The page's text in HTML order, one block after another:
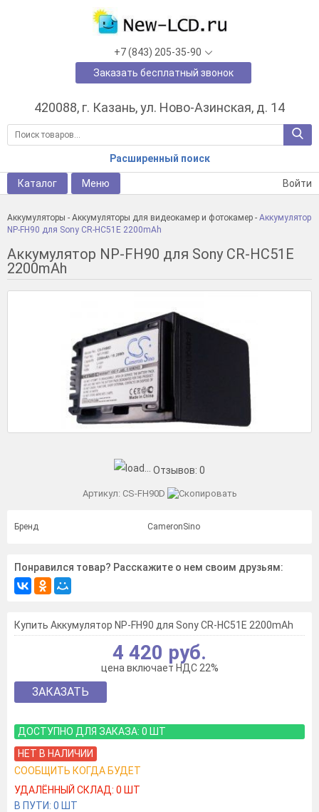
420088, г. Казань, ул. Ново-Азинская, д. 14
Расширенный поиск
+7 (843) 205-35-90
Заказать бесплатный звонок
Каталог Меню Войти
Аккумуляторы - Аккумуляторы для видеокамер и фотокамер - Аккумулятор
NP-FH90 для Sony CR-HC51E 2200mAh
Аккумулятор NP-FH90 для Sony CR-HC51E
2200mAh
Отзывов: 0
Артикул: CS-FH90D
Бренд CameronSino
Понравился товар? Расскажите о нем своим друзьям:
Купить Аккумулятор NP-FH90 для Sony CR-HC51E 2200mAh
4 420 руб.
цена включает НДС 22%
ЗАКАЗАТЬ
ДОСТУПНО ДЛЯ ЗАКАЗА: 0 ШТ
НЕТ В НАЛИЧИИ
СООБЩИТЬ КОГДА БУДЕТ
УДАЛЁННЫЙ СКЛАД: 0 ШТ
В ПУТИ: 0 ШТ